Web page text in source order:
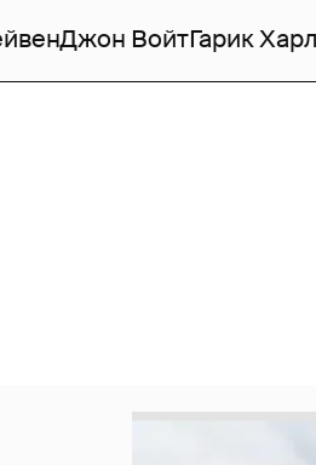
Джон ВойтГарик